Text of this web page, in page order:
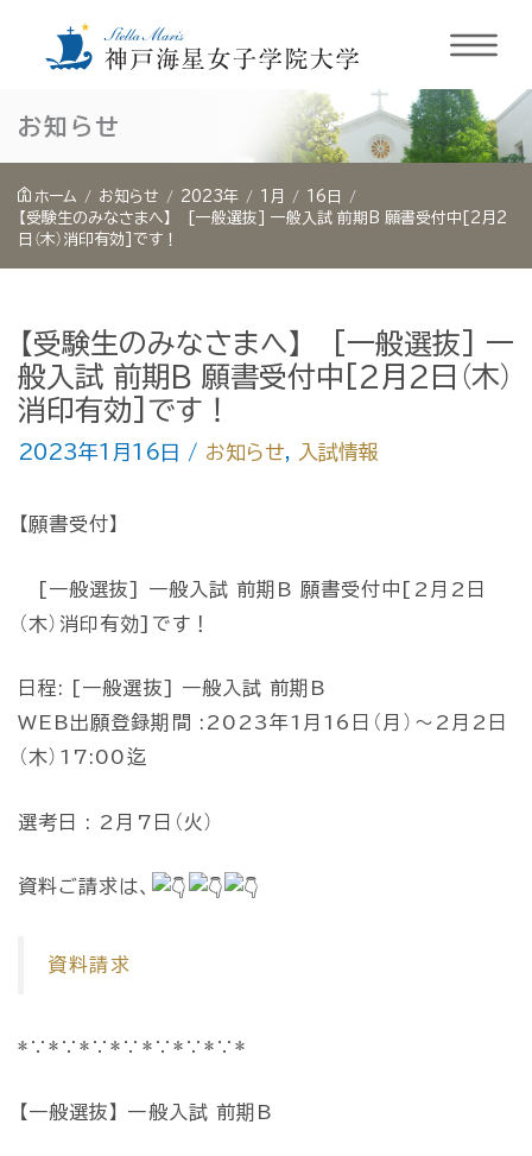
お知らせ
ホーム お知らせ 2023年 1月
16日
【受験生のみなさまへ】 [一般選抜] 一般入試 前期B 願書受付中[2月2
日（木）消印有効]です！
【受験生のみなさまへ】 [一般選抜] 一
般入試 前期B 願書受付中[2月2日（木）
消印有効]です！
2023年1月16日 / お知らせ, 入試情報
【願書受付】
[一般選抜] 一般入試 前期B 願書受付中[2月2日
（木）消印有効]です！
日程: [一般選抜] 一般入試 前期B
WEB出願登録期間 :2023年1月16日（月）～2月2日
（木）17:00迄
選考日 : 2月7日（火）
資料ご請求は、
資料請求
*∵*∵*∵*∵*∵*∵*∵*
【一般選抜】 一般入試 前期B